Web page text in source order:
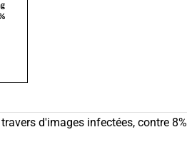
d'images infectées, contre 8%